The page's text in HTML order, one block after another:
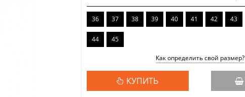
36 37 38 39 40 41 42 43
44 45
Как определить свой размер?
КУПИТЬ